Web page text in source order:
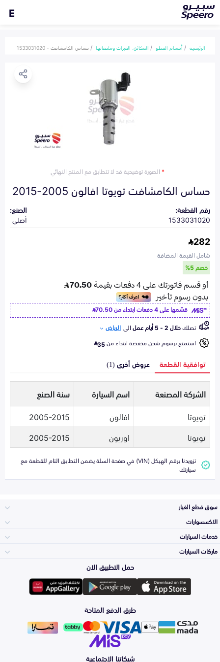
E
الرئيسية أقسام القطع المكائن، القيرات وملحقاتها حساس الكامشافت - 1533031020
*الصورة توضيحية قد لا تتطابق مع المنتج النهائي
حساس الكامشافت تويوتا افالون 2005-2015
رقم القطعة:
1533031020
الصنع:
أصلي
282
شامل القيمة المضافة
خصم 5%
قسّمها على 4 دفعات ابتداء من
70.50
تصلكخلال 2 - 5 أيام عمل الى الرياض
استمتع برسوم شحن مخفضة ابتداء من35
توافقية القطعة عروض أخرى (1)
الشركة المصنعة اسم السيارة
سنة الصنع
تويوتا
افالون
2005-2015
تويوتا
اوريون 2005-2015
تزويدنا برقم الهيكل (VIN) في صفحة السلة يضمن التطابق التام للقطعة مع
سيارتك
سوق قطع الغيار
المكائن، القيرات
وملحقاتها
الشمعات
والاصطبات (الاضاءة)
الفرامل والأقمشة
الاكسسوارات
لوازم الرحلات
اكسسوارات العناية
خدمات السيارات
الأكثر مبيعاً
التلميع والعناية
ماركات السيارات
Toyota
Hyundai
Kia
حمل التطبيق الان
طرق الدفع المتاحة
شبكاتنا الاجتماعية